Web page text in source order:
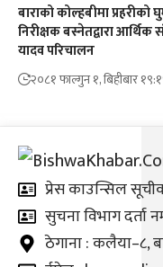
बाराको कोल्हबीमा प्रहरीको
निरीक्षक बस्नेतद्वारा
यादव परिचालन
२०८१ फाल्गुन १, बिहीबार
प्रेस काउन्सिल
सुचना विभाग दर्ता
ठेगाना : कलैया–८,